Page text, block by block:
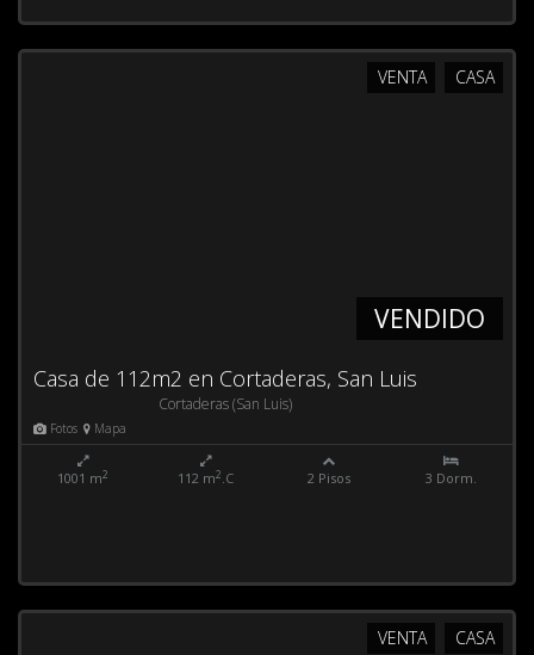
CASA
VENTA
VENDIDO
Casa de 112m2 en Cortaderas, San Luis
Cortaderas (San Luis)
Fotos Mapa
1001 m2 112 m2.C 2 Pisos 3 Dorm.
CASA
VENTA